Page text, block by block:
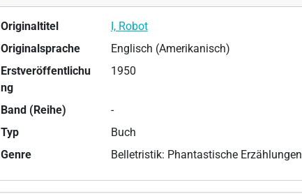
Originaltitel
I, Robot
Originalsprache
Englisch (Amerikanisch)
Erstveröffentlichu
ng
1950
Band (Reihe)
-
Typ
Buch
Genre
Belletristik: Phantastische Erzählungen